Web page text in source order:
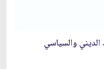
والسياسي‏